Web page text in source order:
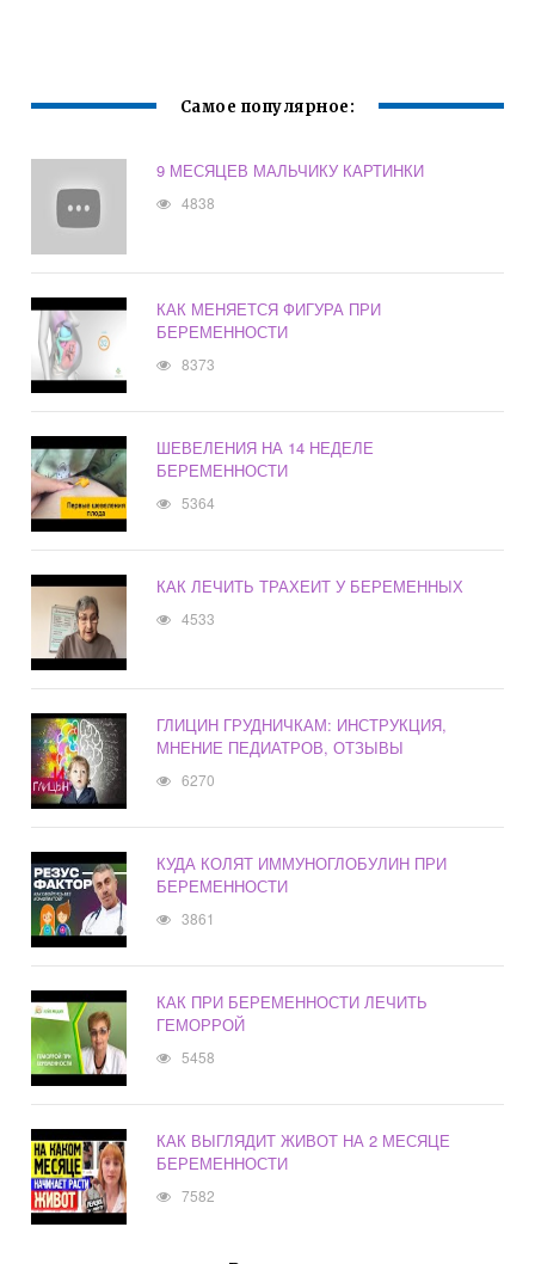
Самое популярное:
9 МЕСЯЦЕВ МАЛЬЧИКУ КАРТИНКИ
4838
КАК МЕНЯЕТСЯ ФИГУРА ПРИ
БЕРЕМЕННОСТИ
8373
ШЕВЕЛЕНИЯ НА 14 НЕДЕЛЕ
БЕРЕМЕННОСТИ
5364
КАК ЛЕЧИТЬ ТРАХЕИТ У БЕРЕМЕННЫХ
4533
ГЛИЦИН ГРУДНИЧКАМ: ИНСТРУКЦИЯ,
МНЕНИЕ ПЕДИАТРОВ, ОТЗЫВЫ
6270
КУДА КОЛЯТ ИММУНОГЛОБУЛИН ПРИ
БЕРЕМЕННОСТИ
3861
КАК ПРИ БЕРЕМЕННОСТИ ЛЕЧИТЬ
ГЕМОРРОЙ
5458
КАК ВЫГЛЯДИТ ЖИВОТ НА 2 МЕСЯЦЕ
БЕРЕМЕННОСТИ
7582